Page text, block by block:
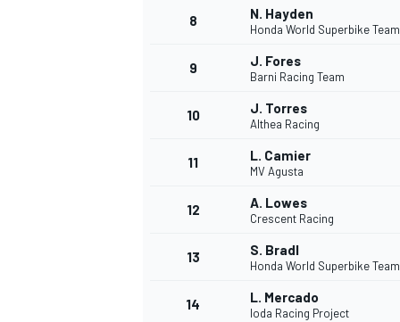
8 N. Hayden
Honda World Superbike Team
9 J. Fores
Barni Racing Team
10 J. Torres
Althea Racing
11 L. Camier
MV Agusta
12 A. Lowes
Crescent Racing
13 S. Bradl
Honda World Superbike Team
14 L. Mercado
Ioda Racing Project